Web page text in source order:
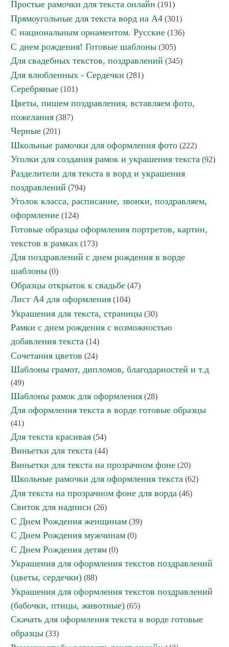
Простые рамочки для текста онлайн (191)
Прямоугольные для текста ворд на А4 (301)
С национальным орнаментом. Русские (136)
С днем рождения! Готовые шаблоны (305)
Для свадебных текстов, поздравлений (345)
Для влюбленных - Сердечки (281)
Серебряные (101)
Цветы, пишем поздравления, вставляем фото,
пожелания (387)
Черные (201)
Школьные рамочки для оформления фото (222)
Уголки для создания рамок и украшения текста (92)
Разделители для текста в ворд и украшения
поздравлений (794)
Уголок класса, расписание, звонки, поздравляем,
оформление (124)
Готовые образцы оформления портретов, картин,
текстов в рамках (173)
Для поздравлений с днем рождения в ворде
шаблоны (0)
Образцы открыток к свадьбе (47)
Лист А4 для оформления (104)
Украшения для текста, страницы (30)
Рамки с днем рождения с возможностью
добавления текста (14)
Сочетания цветов (24)
Шаблоны грамот, дипломов, благодарностей и т.д
(49)
Шаблоны рамок для оформления (28)
Для оформления текста в ворде готовые образцы
(41)
Для текста красивая (54)
Виньетки для текста (44)
Виньетки для текста на прозрачном фоне (20)
Школьные рамочки для оформления текста (62)
Для текста на прозрачном фоне для ворда (46)
Свиток для надписи (26)
С Днем Рождения женщинам (39)
С Днем Рождения мужчинам (0)
С Днем Рождения детям (0)
Украшения для оформления текстов поздравлений
(цветы, сердечки) (88)
Украшения для оформления текстов поздравлений
(бабочки, птицы, животные) (65)
Скачать для оформления текста в ворде готовые
образцы (33)